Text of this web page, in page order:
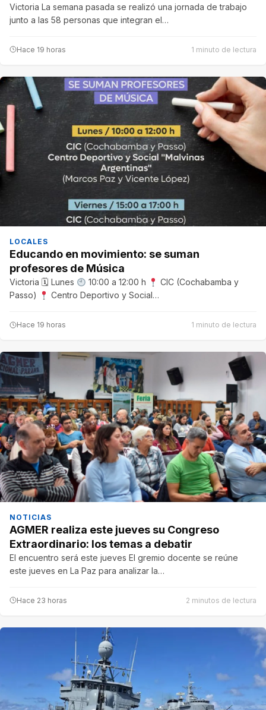
Victoria La semana pasada se realizó una jornada de trabajo
junto a las 58 personas que integran el…
Hace 19 horas 1 minuto de lectura
LOCALES
Educando en movimiento: se suman
profesores de Música
Victoria 🗓 Lunes 10:00 a 12:00 h
CIC (Cochabamba y
Passo)
Centro Deportivo y Social…
Hace 19 horas 1 minuto de lectura
NOTICIAS
AGMER realiza este jueves su Congreso
Extraordinario: los temas a debatir
El encuentro será este jueves El gremio docente se reúne
este jueves en La Paz para analizar la…
Hace 23 horas 2 minutos de lectura